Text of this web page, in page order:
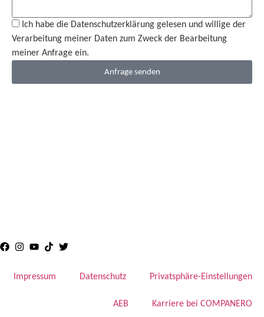
Ich habe die Datenschutzerklärung gelesen und willige der
Verarbeitung meiner Daten zum Zweck der Bearbeitung
meiner Anfrage ein.
Anfrage senden
Impressum Datenschutz Privatsphäre-Einstellungen
AEB Karriere bei COMPANERO